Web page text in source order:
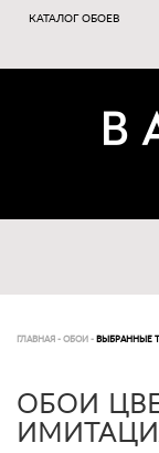
КАТАЛОГ ОБОЕВ
ГЛАВНАЯ - ОБОИ - ВЫБРАННЫЕ
ОБОИ